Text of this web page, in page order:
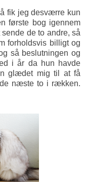
fik jeg desværre kun
første bog igennem
de to andre, så
forholdsvis billigt og
så beslutningen og
i år da hun havde
glædet mig til at få
næste to i rækken.